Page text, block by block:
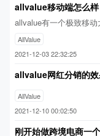
allvalue移动端怎么样
allvalue有一个极致移动
AllValue
2021-12-03 22:32:25
allvalue网红分销的
AllValue
2021-12-10 00:02:50
刚开始做跨境电商一